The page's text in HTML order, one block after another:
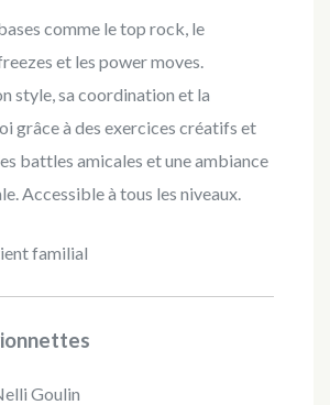
comme le top rock, le
et les power moves.
style, sa coordination et la
grâce à des exercices créatifs et
battles amicales et une ambiance
Accessible à tous les niveaux.
familial
Goulin